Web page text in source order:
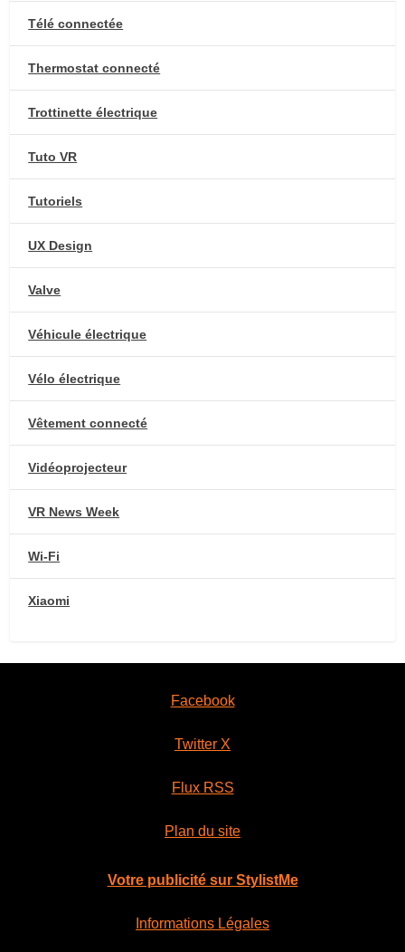
Télé connectée
Thermostat connecté
Trottinette électrique
Tuto VR
Tutoriels
UX Design
Valve
Véhicule électrique
Vélo électrique
Vêtement connecté
Vidéoprojecteur
VR News Week
Wi-Fi
Xiaomi
Facebook
Twitter X
Flux RSS
Plan du site
Votre publicité sur StylistMe
Informations Légales